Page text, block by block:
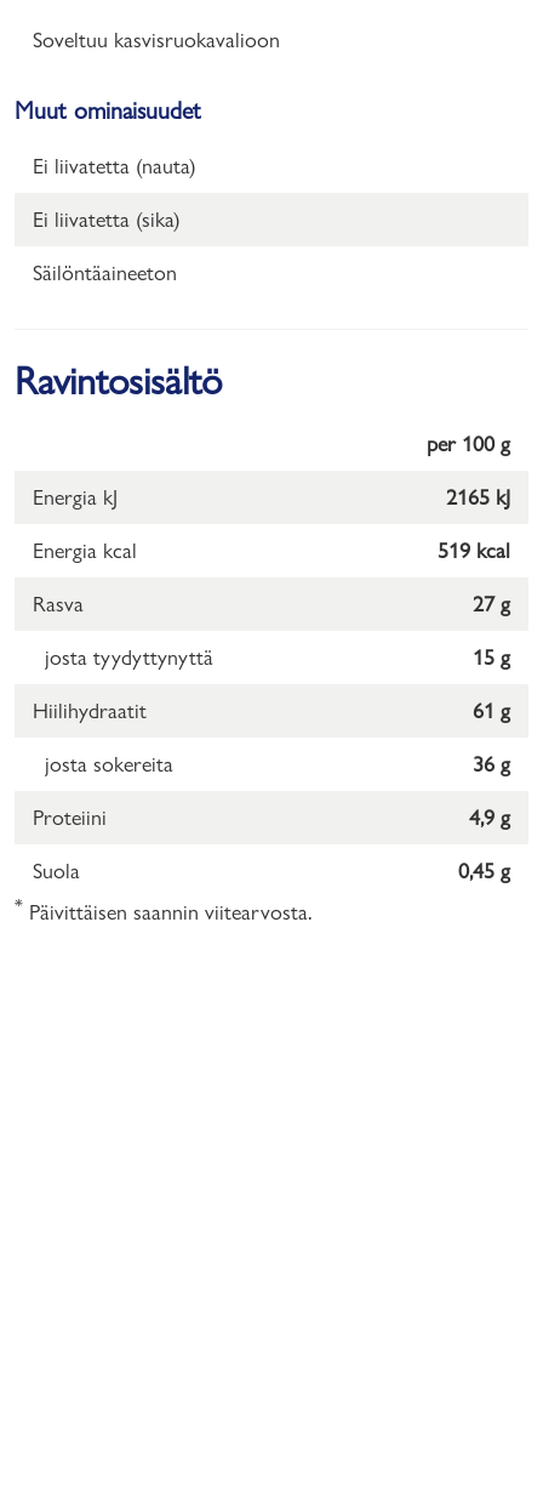
Soveltuu kasvisruokavalioon
Muut ominaisuudet
Ei liivatetta (nauta)
Ei liivatetta (sika)
Säilöntäaineeton
Ravintosisältö
per 100 g
Energia kJ 2165 kJ
Energia kcal 519 kcal
Rasva 27 g
josta tyydyttynyttä 15 g
Hiilihydraatit 61 g
josta sokereita 36 g
Proteiini 4,9 g
Suola 0,45 g
* Päivittäisen saannin viitearvosta.